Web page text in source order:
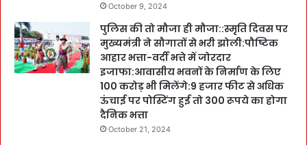
October 9, 2024
पुलिस की तो मौजा ही मौजा::स्मृति दिवस पर
मुख्यमंत्री ने सौगातों से भरी झोली:पौष्टिक
आहार भत्ता-वर्दी भत्ते में जोरदार
इजाफा:आवासीय भवनों के निर्माण के लिए
100 करोड़ भी मिलेंगे:9 हजार फीट से अधिक
ऊंचाई पर पोस्टिंग हुई तो 300 रूपये का होगा
दैनिक भत्ता
October 21, 2024